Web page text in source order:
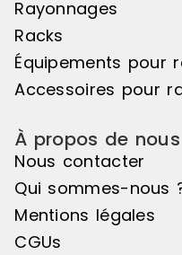
Rayonnages
Racks
Équipements pour
Accessoires pour
À propos de nous
Nous contacter
Qui sommes-nous
Mentions légales
CGUs